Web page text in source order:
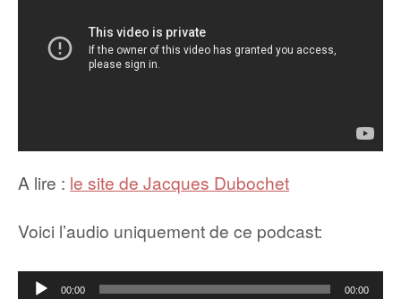
A lire : le site de Jacques Dubochet
Voici l’audio uniquement de ce podcast:
Lecteur
00:00 00:00